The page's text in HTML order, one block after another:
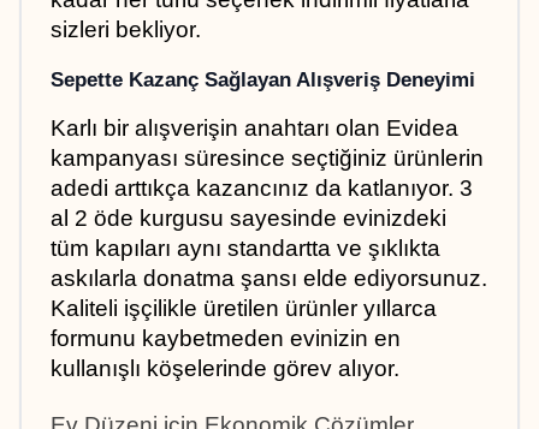
sizleri bekliyor.
Sepette Kazanç Sağlayan Alışveriş Deneyimi
Karlı bir alışverişin anahtarı olan Evidea
kampanyası süresince seçtiğiniz ürünlerin
adedi arttıkça kazancınız da katlanıyor. 3
al 2 öde kurgusu sayesinde evinizdeki
tüm kapıları aynı standartta ve şıklıkta
askılarla donatma şansı elde ediyorsunuz.
Kaliteli işçilikle üretilen ürünler yıllarca
formunu kaybetmeden evinizin en
kullanışlı köşelerinde görev alıyor.